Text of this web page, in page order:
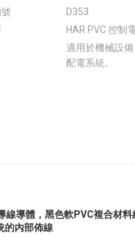
D353
HAR PVC 控制
適用於機械設
配電系統。
線導體，黑色軟PVC複合材
的內部佈線